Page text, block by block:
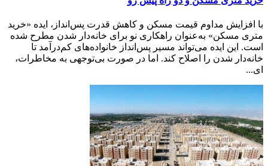
با افزایش مداوم قیمت مسکن و کاهش قدرت پس‌انداز، ایده «خرید
متری مسکن» به‌عنوان راهکاری نو برای خانه‌دار شدن مطرح شده
است. این ایده می‌تواند مسیر پس‌انداز خانواده‌های کم‌درآمد تا
خانه‌دار شدن را اصلاح کند. اما در صورت بی‌توجهی به مخاطرات،
ای...